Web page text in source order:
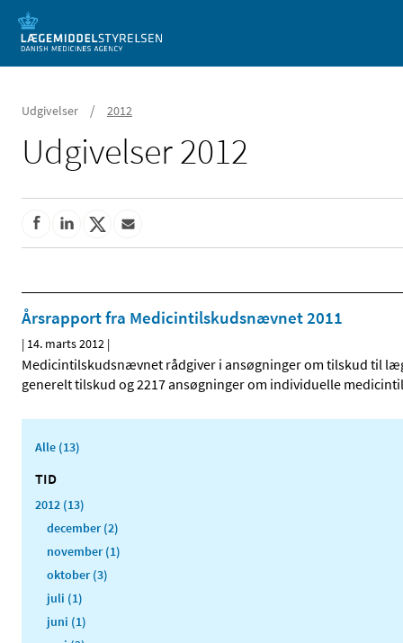
Mobil visning
Udgivelser / 2012
Udgivelser 2012
Årsrapport fra Medicintilskudsnævnet 2011
| 14. marts 2012 |
Medicintilskudsnævnet rådgiver i ansøgninger om tilskud til
generelt tilskud og 2217 ansøgninger om individuelle
Alle (13)
TID
2012 (13)
december (2)
november (1)
oktober (3)
juli (1)
juni (1)